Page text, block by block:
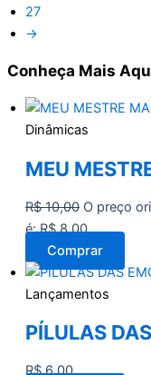
27
→
Conheça Mais
Dinâmicas
MEU
R$10,00 O preço
é: R$ 8,00.
Comprar
Lançamentos
PÍLULAS
R$6,00